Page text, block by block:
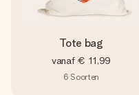
Tote bag
vanaf € 11,99
6 Soorten